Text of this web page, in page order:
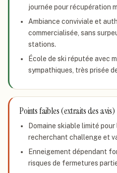
journée pour récupération
Ambiance conviviale et
commercialisée, sans
stations.
École de ski réputée avec
sympathiques, très prisée
Points faibles (extraits des avis)
Domaine skiable limité
recherchant challenge et
Enneigement dépendant
risques de fermetures